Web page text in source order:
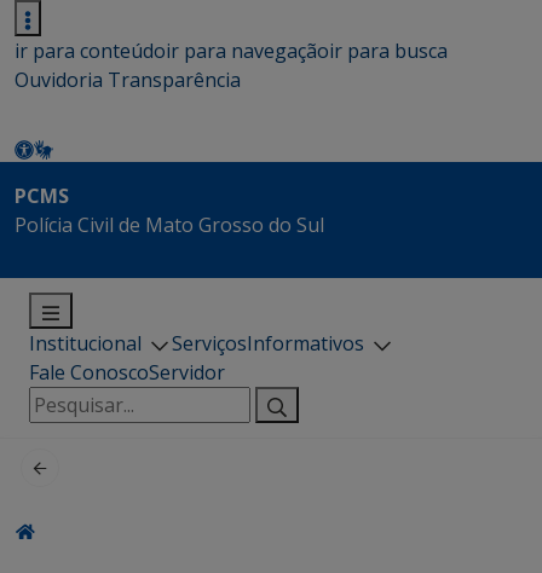
ir para conteúdoir para navegaçãoir para busca
Ouvidoria Transparência
PCMS
Polícia Civil de Mato Grosso do Sul
Institucional ServiçosInformativos
Fale ConoscoServidor
Pesquisar
por: